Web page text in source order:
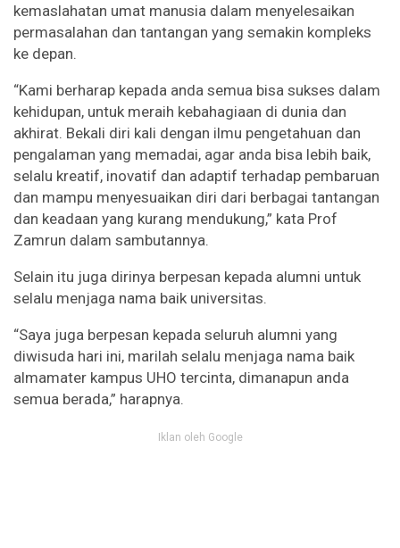
kemaslahatan umat manusia dalam menyelesaikan
permasalahan dan tantangan yang semakin kompleks
ke depan.
“Kami berharap kepada anda semua bisa sukses dalam
kehidupan, untuk meraih kebahagiaan di dunia dan
akhirat. Bekali diri kali dengan ilmu pengetahuan dan
pengalaman yang memadai, agar anda bisa lebih baik,
selalu kreatif, inovatif dan adaptif terhadap pembaruan
dan mampu menyesuaikan diri dari berbagai tantangan
dan keadaan yang kurang mendukung,” kata Prof
Zamrun dalam sambutannya.
Selain itu juga dirinya berpesan kepada alumni untuk
selalu menjaga nama baik universitas.
“Saya juga berpesan kepada seluruh alumni yang
diwisuda hari ini, marilah selalu menjaga nama baik
almamater kampus UHO tercinta, dimanapun anda
semua berada,” harapnya.
Iklan oleh Google